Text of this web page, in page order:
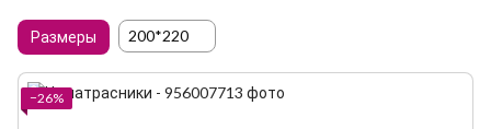
Размеры 200*220
−26%